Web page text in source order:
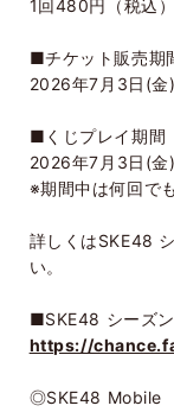
1回480円（税込）
■チケット販売期
2026年7月3日(
■くじプレイ期間
2026年7月3日(
※期間中は何回で
詳しくはSKE48
い。
■SKE48 シーズ
https://
◎SKE48 Mobile